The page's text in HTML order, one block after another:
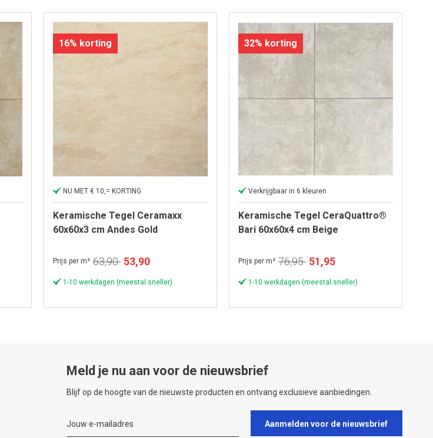
16% korting
NU MET € 10,= KORTING
Keramische Tegel Ceramaxx
60x60x3 cm Andes Gold
Prijs per m² 63,90 Speciale
prijs
53,90
1-10 werkdagen (meestal sneller)
32% korting
Verkrijgbaar in 6 kleuren
Keramische Tegel CeraQuattro®
Bari 60x60x4 cm Beige
Prijs per m² 76,95 Speciale
prijs
51,95
1-10 werkdagen (meestal sneller)
Meld je nu aan voor de nieuwsbrief
Blijf op de hoogte van de nieuwste producten en ontvang exclusieve aanbiedingen.
Aanmelden voor de nieuwsbrief